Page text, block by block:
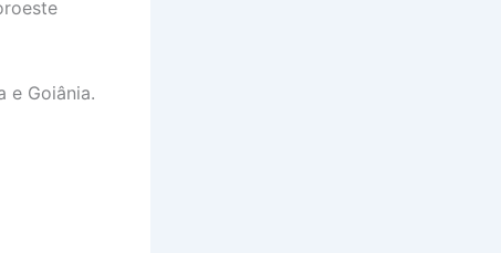
e Goiânia.